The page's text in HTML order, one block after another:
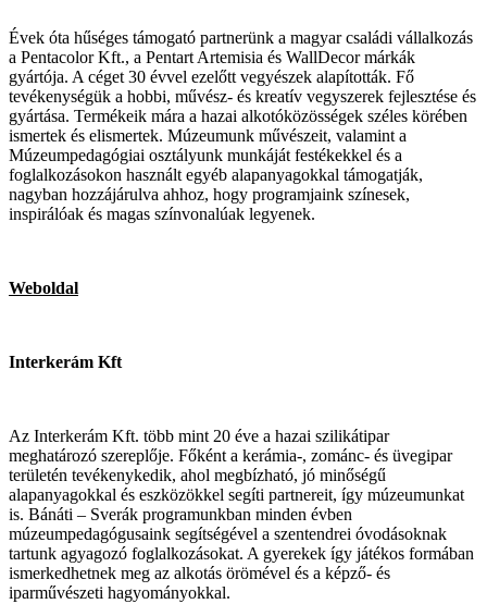
Évek óta hűséges támogató partnerünk a magyar családi vállalkozás
a Pentacolor Kft., a Pentart Artemisia és WallDecor márkák
gyártója. A céget 30 évvel ezelőtt vegyészek alapították. Fő
tevékenységük a hobbi, művész- és kreatív vegyszerek fejlesztése és
gyártása. Termékeik mára a hazai alkotóközösségek széles körében
ismertek és elismertek. Múzeumunk művészeit, valamint a
Múzeumpedagógiai osztályunk munkáját festékekkel és a
foglalkozásokon használt egyéb alapanyagokkal támogatják,
nagyban hozzájárulva ahhoz, hogy programjaink színesek,
inspirálóak és magas színvonalúak legyenek.
Weboldal
Interkerám Kft
Az Interkerám Kft. több mint 20 éve a hazai szilikátipar
meghatározó szereplője. Főként a kerámia-, zománc- és üvegipar
területén tevékenykedik, ahol megbízható, jó minőségű
alapanyagokkal és eszközökkel segíti partnereit, így múzeumunkat
is. Bánáti – Sverák programunkban minden évben
múzeumpedagógusaink segítségével a szentendrei óvodásoknak
tartunk agyagozó foglalkozásokat. A gyerekek így játékos formában
ismerkedhetnek meg az alkotás örömével és a képző- és
iparművészeti hagyományokkal.